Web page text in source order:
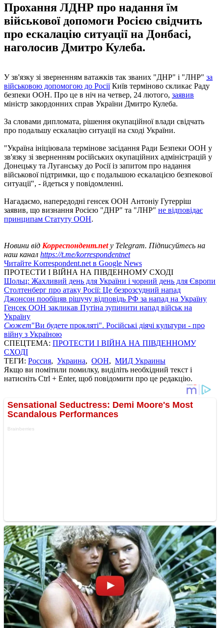
Прохання ЛДНР про надання їм
військової допомоги Росією свідчить
про ескалацію ситуації на Донбасі,
наголосив Дмитро Кулеба.
У зв'язку зі зверненням ватажків так званих "ДНР" і "ЛНР" за
військовою допомогою до РосіїКиїв терміново скликає Раду
безпеки ООН. Про це в ніч на четвер, 24 лютого, заявив
міністр закордонних справ України Дмитро Кулеба.
За словами дипломата, рішення окупаційної влади свідчать
про подальшу ескалацію ситуації на сході України.
"Україна ініціювала термінове засідання Ради Безпеки ООН у
зв'язку зі зверненням російських окупаційних адміністрацій у
Донецьку та Луганську до Росії із запитом про надання
військової підтримки, що є подальшою ескалацією безпекової
ситуації", - йдеться у повідомленні.
Нагадаємо, напередодні генсек ООН Антоніу Гутерріш
заявив, що визнання Росією "ДНР" та "ЛНР" не відповідає
принципам Статуту ООН.
Новини від Корреспондент.netу Telegram. Підписуйтесь на
наш канал https://t.me/korrespondentnet
Читайте Korrespondent.net в Google News
ПРОТЕСТИ І ВІЙНА НА ПІВДЕННОМУ СХОДІ
Шольц: Жахливий день для України і чорний день для Європи
Столтенберг про атаку Росії: Це безрозсудний напад
Джонсон пообіцяв рішучу відповідь РФ за напад на Україну
Генсек ООН закликав Путіна зупинити напад військ на
Україну
Сюжет"Ви будете прокляті". Російські діячі культури - про
війну з Україною
СПЕЦТЕМА: ПРОТЕСТИ І ВІЙНА НА ПІВДЕННОМУ
СХОДІ
ТЕГИ: Россия, Украина, ООН, МИД Украины
Якщо ви помітили помилку, виділіть необхідний текст і
натисніть Ctrl + Enter, щоб повідомити про це редакцію.